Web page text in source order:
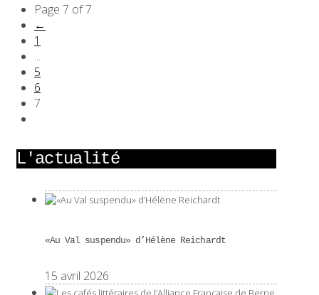
Page 7 of 7
←
1
...
5
6
7
L'actualité
«Au Val suspendu» d’Hélène Reichardt
15 avril 2026